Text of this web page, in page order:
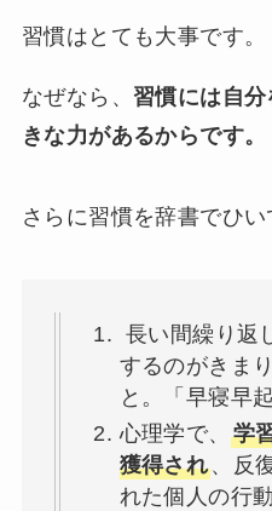
習慣はとても大事です。
なぜなら、 習慣には自
きな力があるからです。
さらに習慣を辞書でひい
長い間繰り返
するのがきま
と。「早寝早
心理学で、 学
獲得され、反
れた個人の行動